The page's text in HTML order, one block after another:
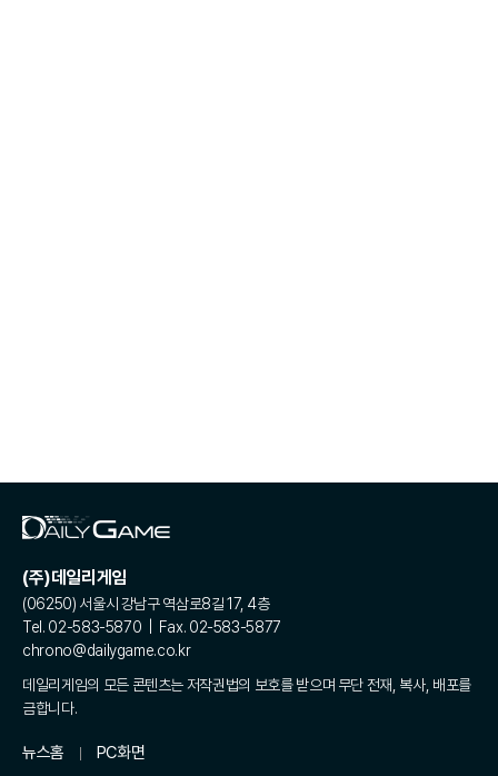
(주)데일리게임
(06250) 서울시 강남구 역삼로8길 17, 4층
Tel. 02-583-5870 | Fax. 02-583-5877
chrono@dailygame.co.kr
데일리게임의 모든 콘텐츠는 저작권법의 보호를 받으며 무단 전재, 복사, 배포를
금합니다.
뉴스홈 PC화면